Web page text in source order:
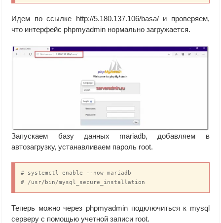
Идем по ссылке http://5.180.137.106/basa/ и проверяем,
что интерфейс phpmyadmin нормально загружается.
Запускаем базу данных mariadb, добавляем в
автозагрузку, устанавливаем пароль root.
# systemctl enable --now mariadb
# /usr/bin/mysql_secure_installation
Теперь можно через phpmyadmin подключиться к mysql
серверу с помощью учетной записи root.